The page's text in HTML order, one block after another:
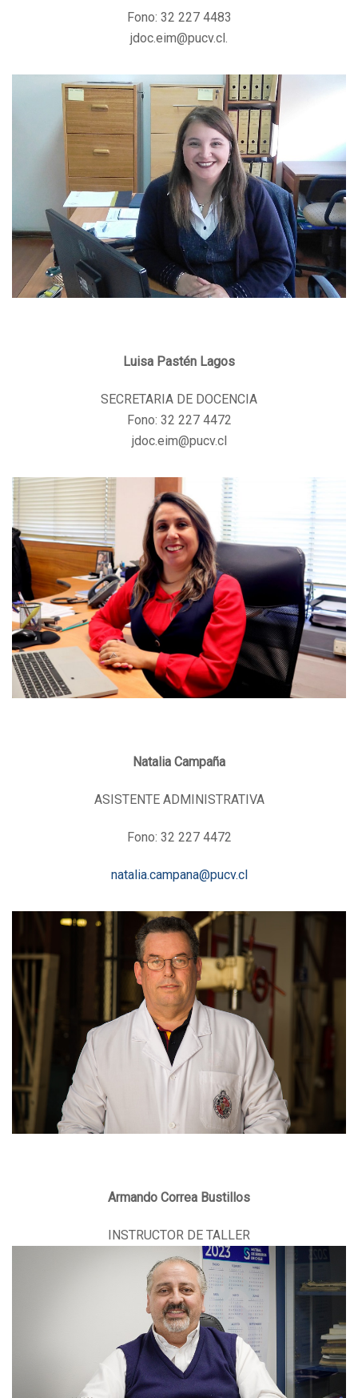
Fono: 32 227 4483
jdoc.eim@pucv.cl.
Luisa Pastén Lagos
SECRETARIA DE DOCENCIA
Fono: 32 227 4472
jdoc.eim@pucv.cl
Natalia Campaña
ASISTENTE ADMINISTRATIVA
Fono: 32 227 4472
natalia.campana@pucv.cl
Armando Correa Bustillos
INSTRUCTOR DE TALLER